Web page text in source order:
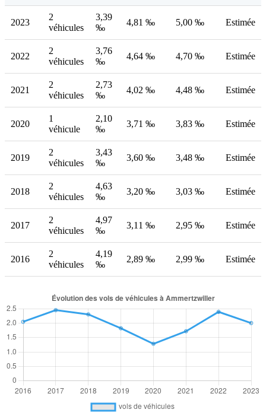
2023
2
véhicules
3,39
‰
4,81 ‰ 5,00 ‰ Estimée
2022
2
véhicules
3,76
‰
4,64 ‰ 4,70 ‰ Estimée
2021
2
véhicules
2,73
‰
4,02 ‰ 4,48 ‰ Estimée
2020
1
véhicule
2,10
‰
3,71 ‰ 3,83 ‰ Estimée
2019
2
véhicules
3,43
‰
3,60 ‰ 3,48 ‰ Estimée
2018
2
véhicules
4,63
‰
3,20 ‰ 3,03 ‰ Estimée
2017
2
véhicules
4,97
‰
3,11 ‰ 2,95 ‰ Estimée
2016
2
véhicules
4,19
‰
2,89 ‰ 2,99 ‰ Estimée